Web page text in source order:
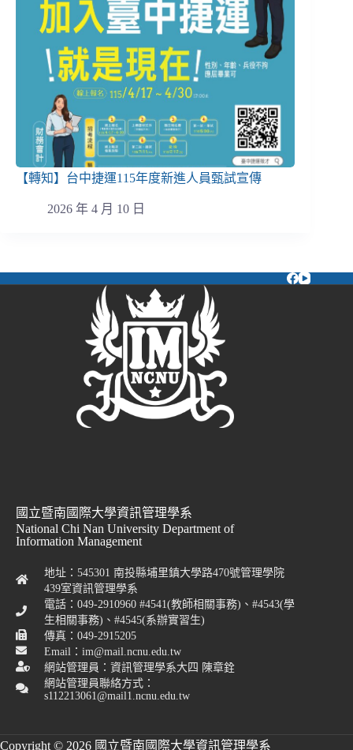
【轉知】台中捷運115年度新進人員甄試宣傳
2026 年 4 月 10 日
國立暨南國際大學資訊管理學系
National Chi Nan University Department of
Information Management
地址：545301 南投縣埔里鎮大學路470號管理學院
439室資訊管理學系
電話：049-2910960 #4541(教師相關事務)、#4543(學
生相關事務)、#4545(系辦實習生)
傳真：049-2915205
Email：im@mail.ncnu.edu.tw
網站管理員：資訊管理學系大四 陳章銓
網站管理員聯絡方式：
s112213061@mail1.ncnu.edu.tw
Copyright © 2026 國立暨南國際大學資訊管理學系